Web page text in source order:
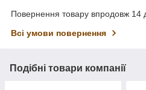
Повернення товару впродовж 14
Всі умови повернення
Подібні товари компанії